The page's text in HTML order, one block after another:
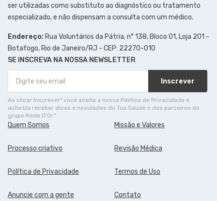
ser utilizadas como substituto ao diagnóstico ou tratamento
especializado, e não dispensam a consulta com um médico.
Endereço: Rua Voluntários da Pátria, n° 138, Bloco 01, Loja 201 -
Botafogo, Rio de Janeiro/RJ - CEP: 22270-010
SE INSCREVA NA NOSSA NEWSLETTER
Inscrever
Ao clicar Inscrever" você aceita a nossa Política de Privacidade e
autoriza receber dicas e novidades do Tua Saúde e dos parceiros do
grupo Rede D'Or."
Quem Somos Missão e Valores
Processo criativo Revisão Médica
Política de Privacidade Termos de Uso
Anuncie com a gente Contato